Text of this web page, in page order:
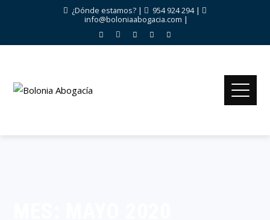
¿Dónde estamos? | 954 924 294|
info@boloniaabogacia.com |